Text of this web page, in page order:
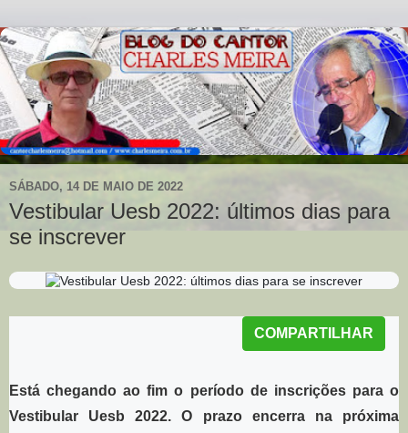
SÁBADO, 14 DE MAIO DE 2022
Vestibular Uesb 2022: últimos dias para
se inscrever
COMPARTILHAR
Está chegando ao fim o período de inscrições para o
Vestibular Uesb 2022. O prazo encerra na próxima